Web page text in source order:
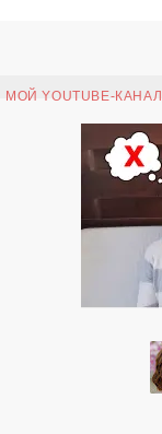
МОЙ YOUTUBE-КАНАЛ